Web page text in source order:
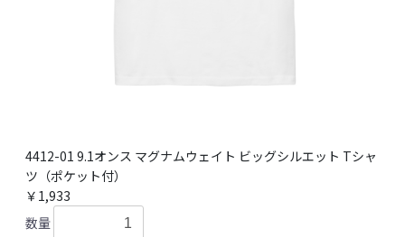
4412-01 9.1オンス マグナムウェイト ビッグシルエット Tシャ
ツ（ポケット付）
￥1,933
数量